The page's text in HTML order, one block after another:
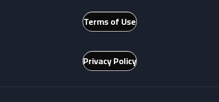
Terms of Use
Privacy Policy